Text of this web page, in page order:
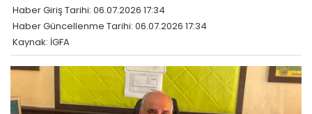
Haber Giriş Tarihi: 06.07.2026 17:34
Haber Güncellenme Tarihi: 06.07.2026 17:34
Kaynak: İGFA